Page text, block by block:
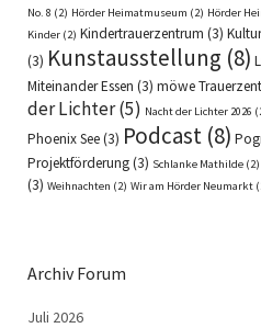
No. 8 (2) Hörder Heimatmuseum (2) Hörder
Kinder (2) Kindertrauerzentrum (3)
(3) Kunstausstellung (8)
Miteinander Essen (3) möwe
der Lichter(5) Nacht der Lichter 2026
Phoenix See(3) Podcast (8)
Projektförderung(3) Schlanke Mathilde (2)
(3) Weihnachten (2) Wir am Hörder Neumarkt
Archiv Forum
Juli 2026